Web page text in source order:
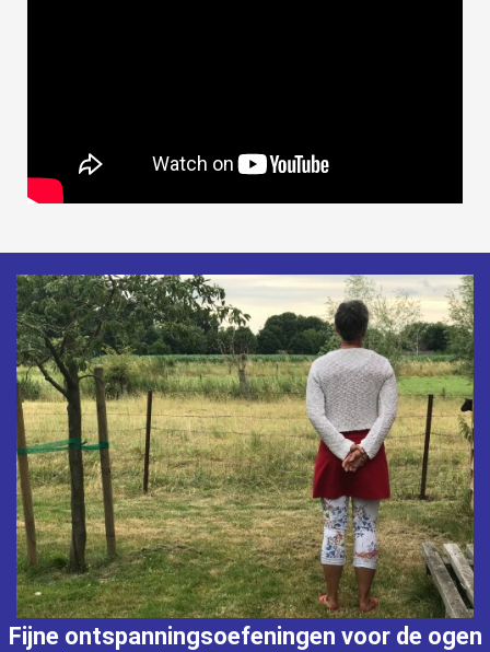
Fijne ontspanningsoefeningen voor de ogen